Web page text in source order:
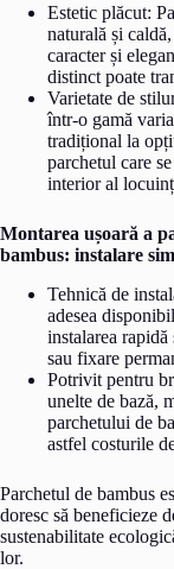
Estetic plăcut:
naturală și
caracter și
distinct poate
Varietate de
într-o gamă
tradițional la
parchetul care
interior al
Montarea ușoară a
bambus: instalare
Tehnică de
adesea
instalarea
sau fixare
Potrivit pentru
unelte de bază,
parchetului de
astfel costurile
Parchetul de bambus
doresc să beneficieze
sustenabilitate
lor.